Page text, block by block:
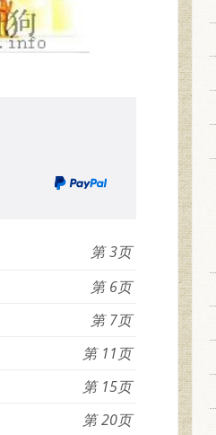
3
6
7
11
15
20